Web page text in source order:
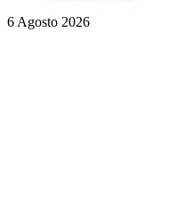
6 Agosto 2026